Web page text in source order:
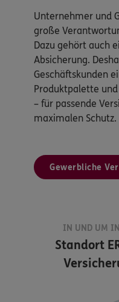
Unternehmer und
große
Dazu gehört auch
Absicherung.
Geschäftskunden
Produktpalette
– für passende
maximalen Schutz.
Gewerbliche
IN UND UM
Standort